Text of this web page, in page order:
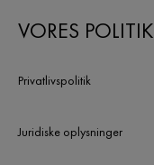
VORES POLITIK
Privatlivspolitik
Juridiske oplysninger